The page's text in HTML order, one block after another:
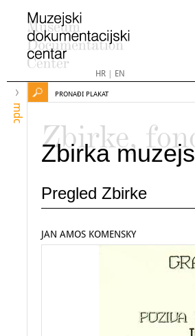
HR| EN
mdc
PRONAĐI PLAKAT
Zbirke,
Zbirka
Pregled Zbirke
JAN AMOS KOMENSKY